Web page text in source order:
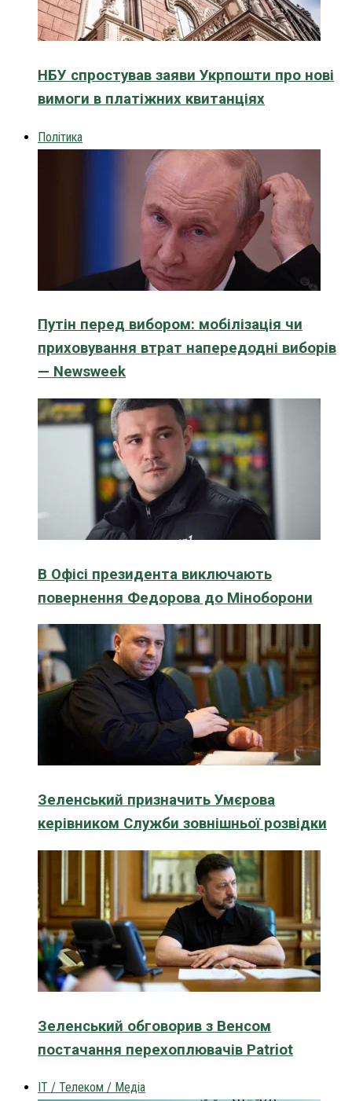
НБУ спростував заяви Укрпошти про нові
вимоги в платіжних квитанціях
Політика
Путін перед вибором: мобілізація чи
приховування втрат напередодні виборів
— Newsweek
В Офісі президента виключають
повернення Федорова до Міноборони
Зеленський призначить Умєрова
керівником Служби зовнішньої розвідки
Зеленський обговорив з Венсом
постачання перехоплювачів Patriot
IT / Телеком / Медіа